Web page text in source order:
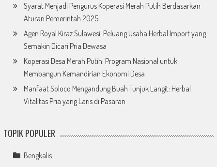
Syarat Menjadi Pengurus Koperasi Merah Putih Berdasarkan
Aturan Pemerintah 2025
Agen Royal Kiraz Sulawesi: Peluang Usaha Herbal Import yang
Semakin Dicari Pria Dewasa
Koperasi Desa Merah Putih: Program Nasional untuk
Membangun Kemandirian Ekonomi Desa
Manfaat Soloco Mengandung Buah Tunjuk Langit: Herbal
Vitalitas Pria yang Laris di Pasaran
TOPIK POPULER
Bengkalis